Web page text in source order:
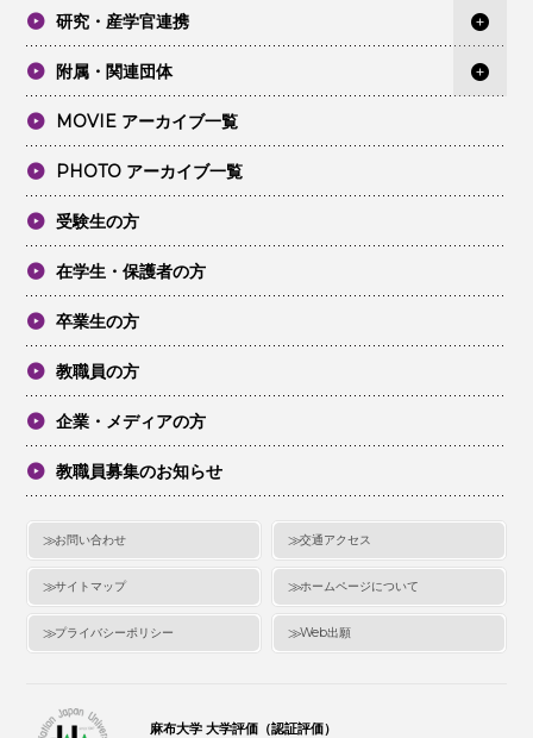
研究・産学官連携
附属・関連団体
MOVIE アーカイブ一覧
PHOTO アーカイブ一覧
受験生の方
在学生・保護者の方
卒業生の方
教職員の方
企業・メディアの方
教職員募集のお知らせ
お問い合わせ 交通アクセス
サイトマップ ホームページについて
プライバシーポリシー Web出願
麻布大学 大学評価（認証評価）